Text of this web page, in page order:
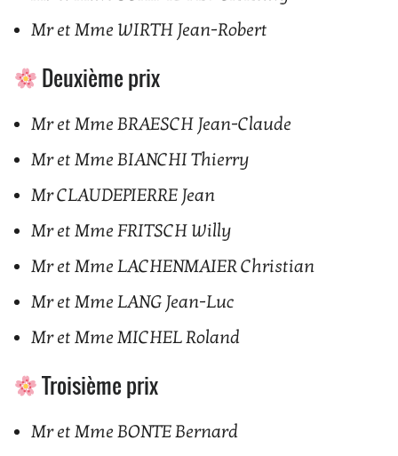
Mr et Mme WIRTH Jean-Robert
Deuxième prix
Mr et Mme BRAESCH Jean-Claude
Mr et Mme BIANCHI Thierry
Mr CLAUDEPIERRE Jean
Mr et Mme FRITSCH Willy
Mr et Mme LACHENMAIER Christian
Mr et Mme LANG Jean-Luc
Mr et Mme MICHEL Roland
Troisième prix
Mr et Mme BONTE Bernard